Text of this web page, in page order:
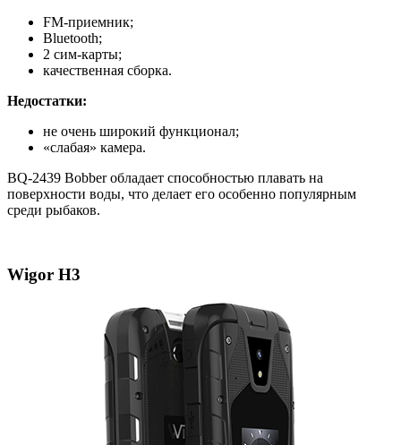
FM-приемник;
Bluetooth;
2 сим-карты;
качественная сборка.
Недостатки:
не очень широкий функционал;
«слабая» камера.
BQ-2439 Bobber обладает способностью плавать на
поверхности воды, что делает его особенно популярным
среди рыбаков.
Wigor H3